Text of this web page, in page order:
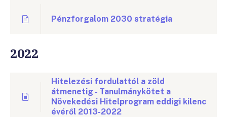
Pénzforgalom 2030 stratégia
2022
Hitelezési fordulattól a zöld
átmenetig - Tanulmánykötet a
Növekedési Hitelprogram eddigi kilenc
évéről 2013-2022